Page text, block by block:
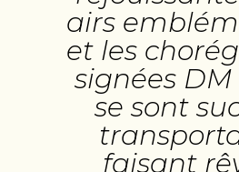
airs
et les
signées
se sont
faisant